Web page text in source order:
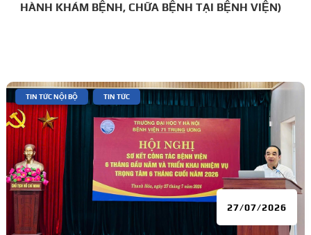
HÀNH KHÁM BỆNH, CHỮA BỆNH TẠI BỆNH VIỆN)
27/07/2026
TIN TỨC NỘI BỘ TIN TỨC